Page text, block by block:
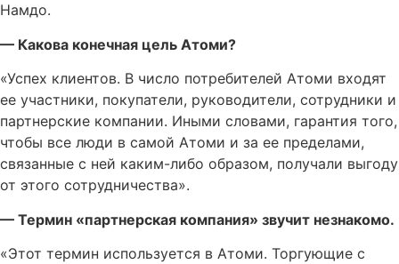
Намдо.
— Какова конечная цель Атоми?
«Успех клиентов. В число потребителей Атоми входят
ее участники, покупатели, руководители, сотрудники и
партнерские компании. Иными словами, гарантия того,
чтобы все люди в самой Атоми и за ее пределами,
связанные с ней каким-либо образом, получали выгоду
от этого сотрудничества».
— Термин «партнерская компания» звучит незнакомо.
«Этот термин используется в Атоми. Торгующие с